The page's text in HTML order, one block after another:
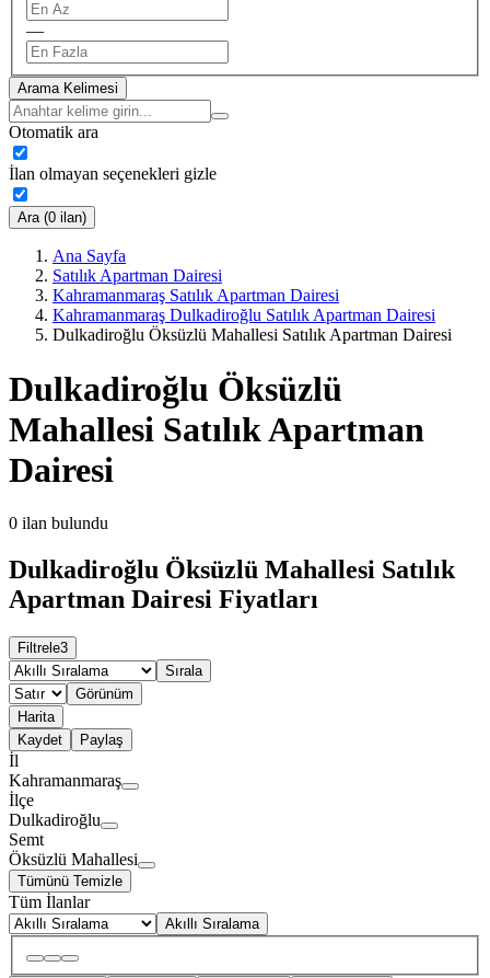
—
Arama Kelimesi
Otomatik ara
İlan olmayan seçenekleri gizle
Ara (0 ilan)
Ana Sayfa
Satılık Apartman Dairesi
Kahramanmaraş Satılık Apartman Dairesi
Kahramanmaraş Dulkadiroğlu Satılık Apartman Dairesi
Dulkadiroğlu Öksüzlü Mahallesi Satılık Apartman Dairesi
Dulkadiroğlu Öksüzlü
Mahallesi Satılık Apartman
Dairesi
0 ilan bulundu
Dulkadiroğlu Öksüzlü Mahallesi Satılık
Apartman Dairesi Fiyatları
Filtrele3
Sırala
Görünüm
Harita
Kaydet
Paylaş
İl
Kahramanmaraş
İlçe
Dulkadiroğlu
Semt
Öksüzlü Mahallesi
Tümünü Temizle
Tüm İlanlar
Akıllı Sıralama